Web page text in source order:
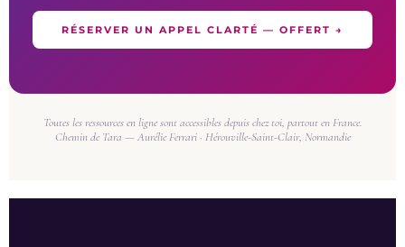
RÉSERVER UN APPEL CLARTÉ — OFFERT →
Toutes les ressources en ligne sont accessibles depuis chez toi, partout en France.
Chemin de Tara — Aurélie Ferrari · Hérouville-Saint-Clair, Normandie